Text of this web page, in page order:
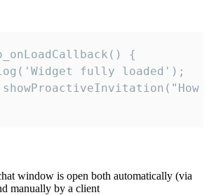
{
fully loaded');
window is open both automatically (via
manually by a client